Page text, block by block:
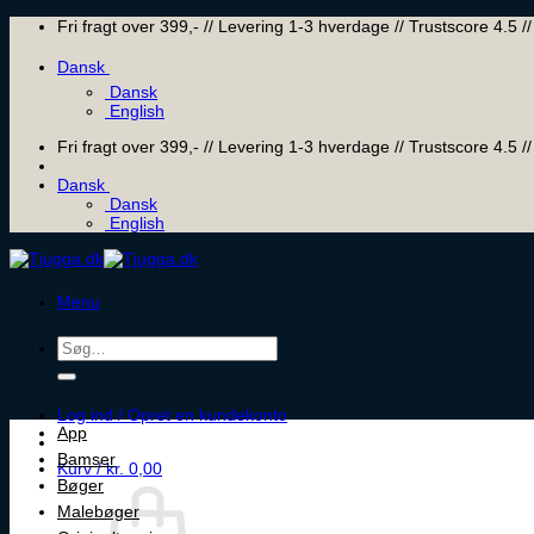
Skip
content
Fri fragt over 399,- // Levering 1-3 hverdage // Trustscore 4.5
Dansk
Dansk
English
Fri fragt over 399,- // Levering 1-3 hverdage // Trustscore 4.5
Dansk
Dansk
English
Menu
Søg
efter:
Log ind / Opret en kundekonto
Kurv /kr. 0,00
App
Bamser
Bøger
Malebøger